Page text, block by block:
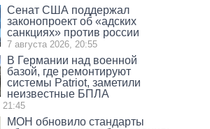
Сенат США поддержал
законопроект об «адских
санкциях» против россии
7 августа 2026, 20:55
В Германии над военной
базой, где ремонтируют
системы Patriot, заметили
неизвестные БПЛА
21:45
МОН обновило стандарты